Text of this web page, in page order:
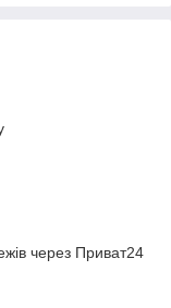
через Приват24